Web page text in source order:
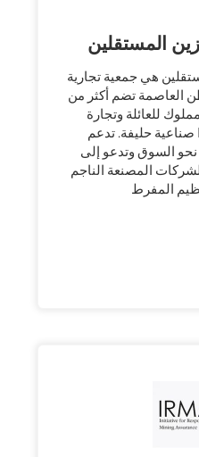
المستقلين
هي جمعية تجارية
العاصمة تضم أكثر من
مملوك للعائلة وتجارة
صناعية حليفة. تدعم IBA برامج السلع
نحو السوق وتدعو إلى
المصنعة الناجم